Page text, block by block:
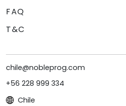
FAQ
T&C
chile@nobleprog.com
+56 228 999 334
Chile